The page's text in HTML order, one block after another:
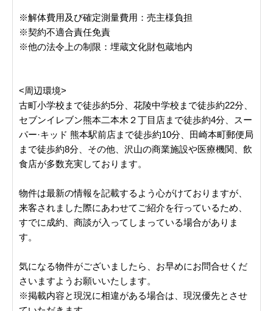
※解体費用及び確定測量費用：売主様負担
※契約不適合責任免責
※他の法令上の制限：埋蔵文化財包蔵地内
<周辺環境>
古町小学校まで徒歩約5分、花陵中学校まで徒歩約22分、
セブンイレブン熊本二本木２丁目店まで徒歩約4分、スー
パー·キッド 熊本駅前店まで徒歩約10分、田崎本町郵便局
まで徒歩約8分、その他、沢山の商業施設や医療機関、飲
食店が多数充実しております。
物件は最新の情報を記載するよう心がけておりますが、
来客されました際にあわせてご紹介を行っているため、
すでに成約、商談が入ってしまっている場合がありま
す。
気になる物件がございましたら、お早めにお問合せくだ
さいますようお願いいたします。
※掲載内容と現況に相違がある場合は、現況優先とさせ